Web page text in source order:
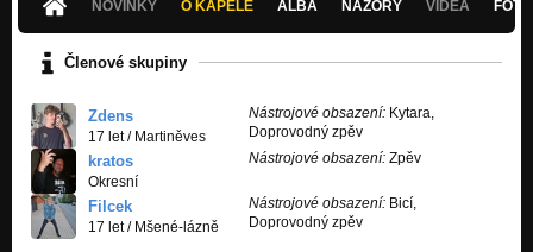
INDIAN
Nezařazeno
z telefonu
vasek klauzu
z telefonu
úchyl!ák
z telefonu
NOVINKY O KAPELE ALBA NÁZORY VIDEA
Členové skupiny
Zdens
17 let/ Martiněves
Nástrojové obsazení: Kytara,
Doprovodný zpěv
kratos
Okresní
Nástrojové obsazení: Zpěv
Filcek
17 let/ Mšené-lázně
Nástrojové obsazení: Bicí,
Doprovodný zpěv